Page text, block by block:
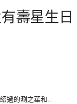
壽星生日
過的涮之華和…